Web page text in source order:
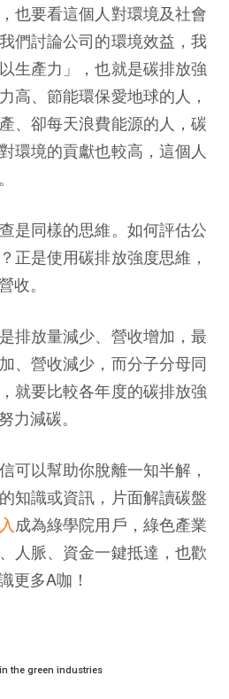
也要看這個人對環境及社會
們討論公司的環境效益，我
生產力」，也就是碳排放強
高、節能環保愛地球的人，
、卻每天浪費能源的人，碳
環境的貢獻也較高，這個人
同樣的思維。如何評估公
正是使用碳排放強度思維，
收。
放量減少、營收增加，最
、營收減少，而分子分母同
就要比較各年度的碳排放強
力減碳。
以幫助你脫離一知半解，
知識或資訊，片面解讀碳盤
成為綠學院用戶，綠色產業
人脈、資金一鍵抵達，也歡
更多A咖！
the green industries